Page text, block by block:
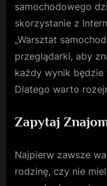
samochodowego
skorzystanie z
„Warsztat
przeglądarki, aby
każdy wynik będzie
Dlatego warto
Zapytaj
Najpierw zawsze
rodzinę, czy nie